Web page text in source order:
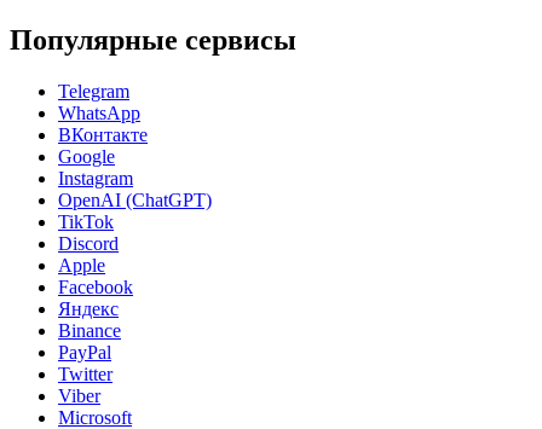
Популярные сервисы
Telegram
WhatsApp
ВКонтакте
Google
Instagram
OpenAI (ChatGPT)
TikTok
Discord
Apple
Facebook
Яндекс
Binance
PayPal
Twitter
Viber
Microsoft